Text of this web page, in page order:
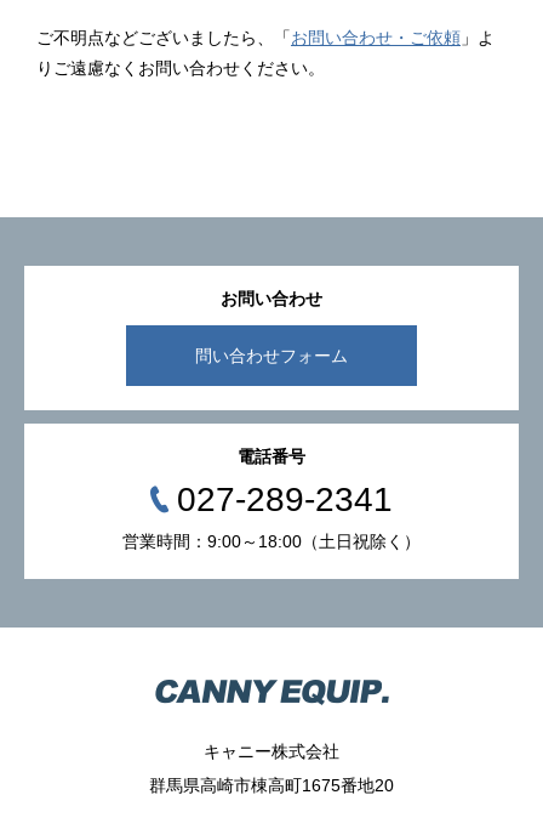
ご不明点などございましたら、「お問い合わせ・ご依頼 」よ
りご遠慮なくお問い合わせください。
お問い合わせ
問い合わせフォーム
電話番号
027-289-2341
営業時間：9:00～18:00（土日祝除く）
キャニー株式会社
群馬県高崎市棟高町1675番地20